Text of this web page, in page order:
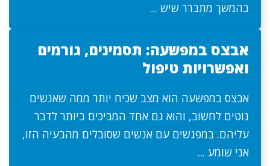
בהמשך מתברר שיש ...
אבצס במפשעה: תסמינים, גורמים
ואפשרויות טיפול
אבצס במפשעה הוא מצב שכיח יותר ממה שאנשים
נוטים לחשוב, והוא גם אחד המביכים ביותר לדבר
עליהם. במפגשים עם אנשים שסובלים מהבעיה הזו,
אני שומע ...